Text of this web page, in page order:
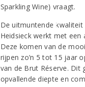
Sparkling Wine) vraagt.
De uitmuntende
Heidsieck werkt met een
Deze komen van de
rijpen zo’n 5 tot 15 jaar
van de Brut Réserve. Dit
opvallende diepte en